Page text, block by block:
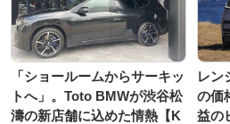
「ショールームからサーキッ
トへ」。Toto BMWが渋谷松
濤の新店舗に込めた情熱【K
レン
の価
益の